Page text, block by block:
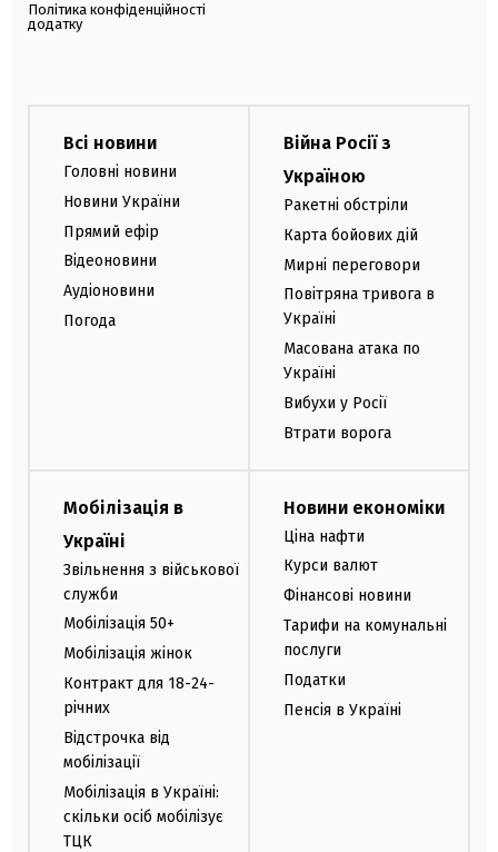
Політика конфіденційності
додатку
Всі новини
Головні новини
Новини України
Прямий ефір
Відеоновини
Аудіоновини
Погода
Війна Росії з
Україною
Ракетні обстріли
Карта бойових дій
Мирні переговори
Повітряна тривога в
Україні
Масована атака по
Україні
Вибухи у Росії
Втрати ворога
Мобілізація в
Україні
Звільнення з військової
служби
Мобілізація 50+
Мобілізація жінок
Контракт для 18-24-
річних
Відстрочка від
мобілізації
Мобілізація в Україні:
скільки осіб мобілізує
ТЦК
Новини економіки
Ціна нафти
Курси валют
Фінансові новини
Тарифи на комунальні
послуги
Податки
Пенсія в Україні